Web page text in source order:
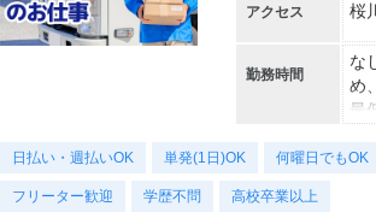
アクセス 桜
勤務時間
な
め
最
日払い・週払いOK 単発(1日)OK 何曜日でもOK
フリーター歓迎 学歴不問 高校卒業以上